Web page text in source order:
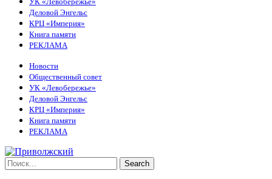
Деловой Энгельс
КРЦ «Империя»
Книга памяти
РЕКЛАМА
Новости
Общественный совет
УК «Левобережье»
Деловой Энгельс
КРЦ «Империя»
Книга памяти
РЕКЛАМА